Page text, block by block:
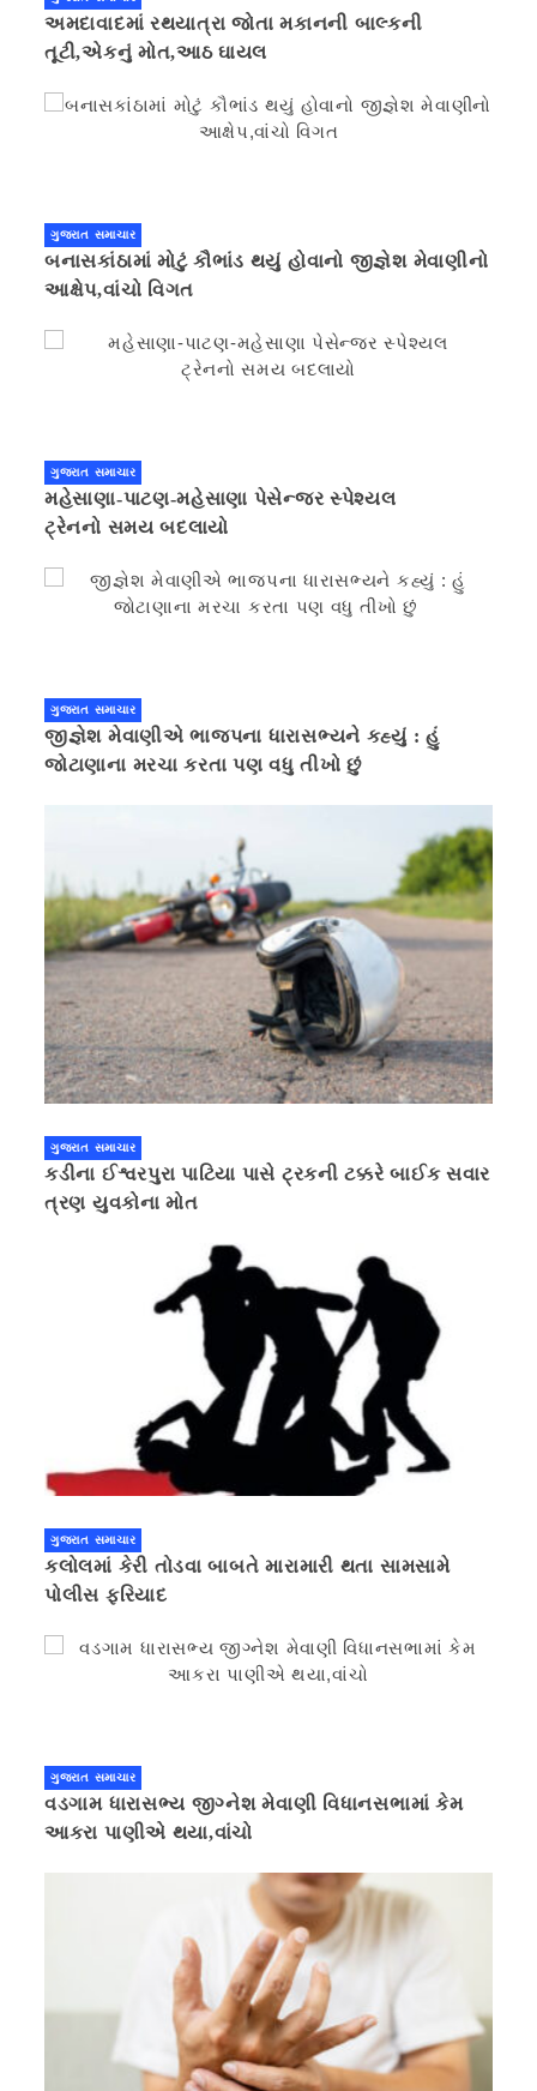
અમદાવાદમાં રથયાત્રા જોતા મકાનની બાલ્કની
તૂટી,એકનું મોત,આઠ ઘાયલ
ગુજરાત સમાચાર
બનાસકાંઠામાં મોટું કૌભાંડ થયું હોવાનો જીજ્ઞેશ મેવાણીનો
આક્ષેપ,વાંચો વિગત
ગુજરાત સમાચાર
મહેસાણા-પાટણ-મહેસાણા પેસેન્જર સ્પેશ્યલ
ટ્રેનનો સમય બદલાયો
ગુજરાત સમાચાર
જીજ્ઞેશ મેવાણીએ ભાજપના ધારાસભ્યને કહ્યું : હું
જોટાણાના મરચા કરતા પણ વધુ તીખો છું
ગુજરાત સમાચાર
કડીના ઈશ્વરપુરા પાટિયા પાસે ટ્રકની ટક્કરે બાઈક સવાર
ત્રણ યુવકોના મોત
ગુજરાત સમાચાર
કલોલમાં કેરી તોડવા બાબતે મારામારી થતા સામસામે
પોલીસ ફરિયાદ
ગુજરાત સમાચાર
વડગામ ધારાસભ્ય જીગ્નેશ મેવાણી વિધાનસભામાં કેમ
આકરા પાણીએ થયા,વાંચો